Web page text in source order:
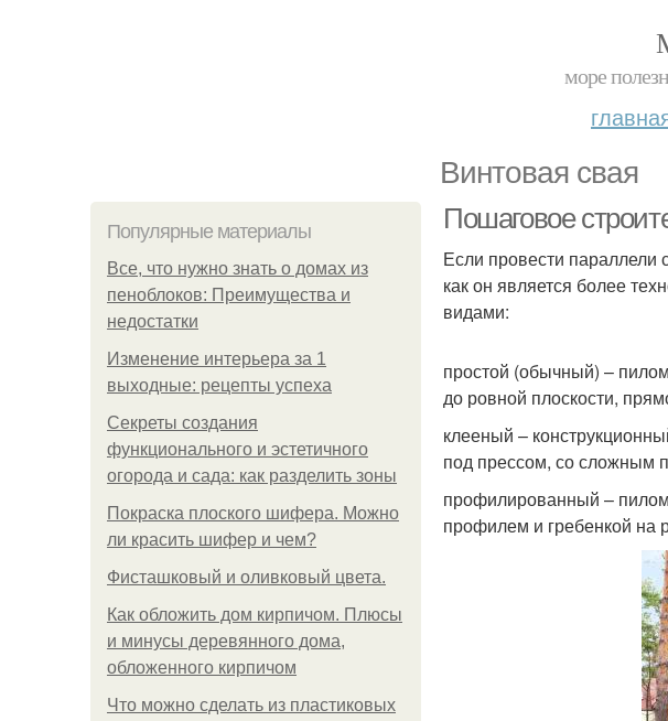
море
Винтовая свая
Популярные материалы
Все, что нужно знать о домах из
пеноблоков: Преимущества и
недостатки
Изменение интерьера за 1
выходные: рецепты успеха
Секреты создания
функционального и эстетичного
огорода и сада: как разделить зоны
Покраска плоского шифера. Можно
ли красить шифер и чем?
Фисташковый и оливковый цвета.
Как обложить дом кирпичом. Плюсы
и минусы деревянного дома,
обложенного кирпичом
Что можно сделать из пластиковых
Пошаговое
Если провести параллели
как он является более
видами:
простой (обычный) –
до ровной плоскости,
клееный –
под прессом, со сложным
профилированный –
профилем и гребенкой на